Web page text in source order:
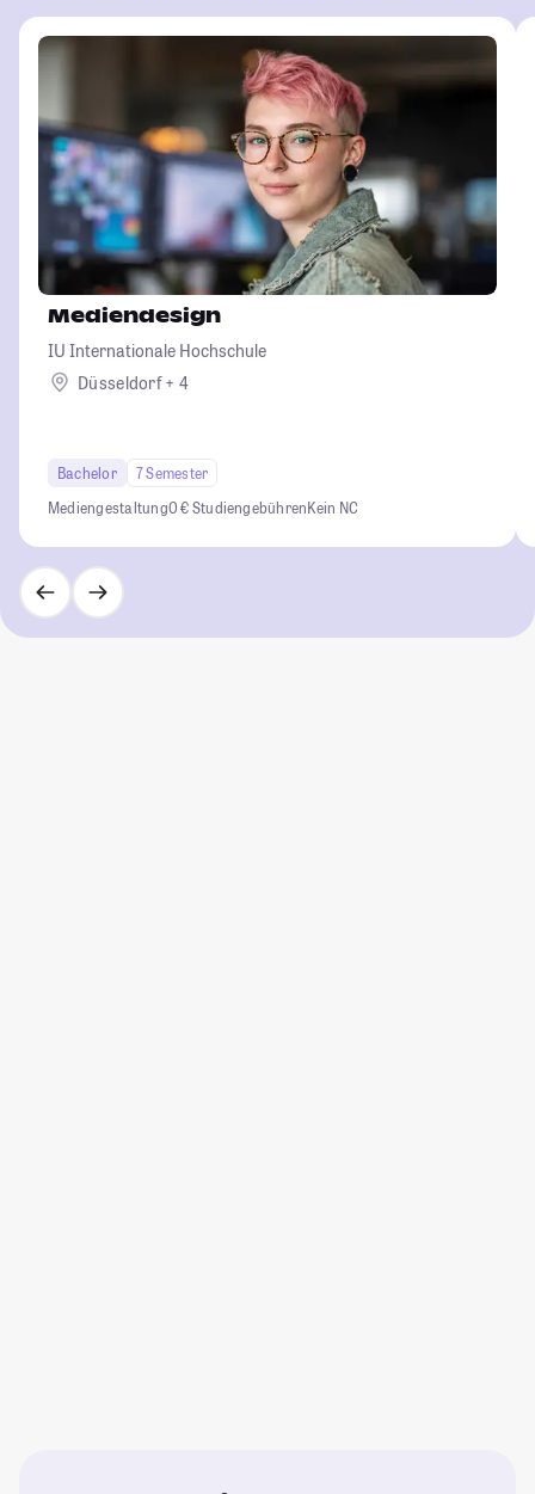
Mediendesign
IU Internationale Hochschule
Düsseldorf + 4
Bachelor
7 Semester
Mediengestaltung0 € StudiengebührenKein NC